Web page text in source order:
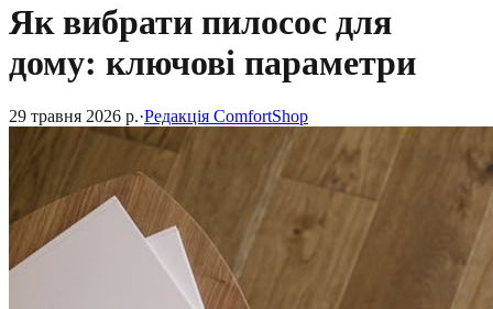
Як вибрати пилосос для
дому: ключові параметри
29 травня 2026 р.·Редакція ComfortShop